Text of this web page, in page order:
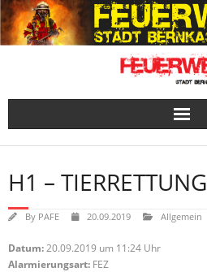
Skip
to
content
H1 – TIERRETTUNG
By PAFE 20.09.2019 Allgemein
Datum:20.09.2019 um 11:24 Uhr
Alarmierungsart: FEZ